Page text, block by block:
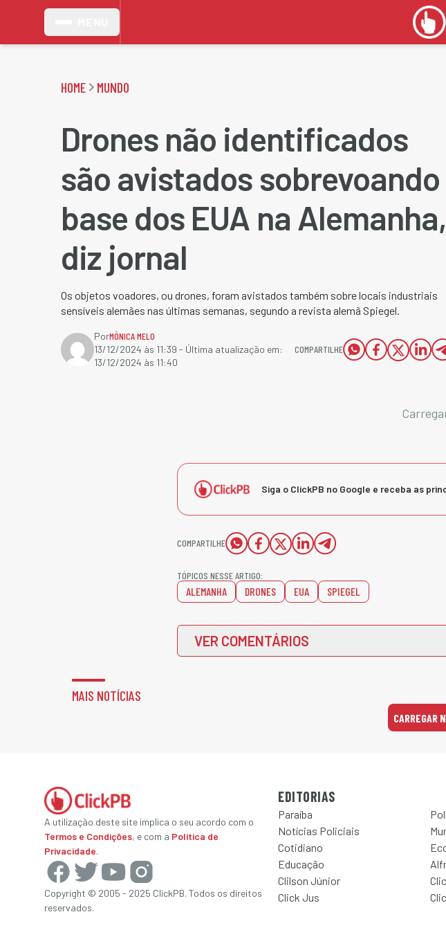
HOME MUNDO
Drones não identificados
são avistados sobrevoando
base dos EUA na Alemanha,
diz jornal
Os objetos voadores, ou drones, foram avistados também sobre locais industriais
sensíveis alemães nas últimas semanas, segundo a revista alemã Spiegel.
PorMÔNICA MELO
13/12/2024 às 11:39 - Última atualização em:
13/12/2024 às 11:40
COMPARTILHE
Siga o ClickPB no Google e receba as
COMPARTILHE
TÓPICOS NESSE ARTIGO:
ALEMANHA DRONES EUA SPIEGEL
VER COMENTÁRIOS
MAIS NOTÍCIAS
CARREGAR
A utilização deste site implica o seu acordo com o
Termos e Condições, e com a Política de
Privacidade.
Copyright © 2005 - 2025 ClickPB. Todos os direitos
reservados.
EDITORIAS
Paraíba
Notícias Policiais
Cotidiano
Educação
Clilson Júnior
Click Jus